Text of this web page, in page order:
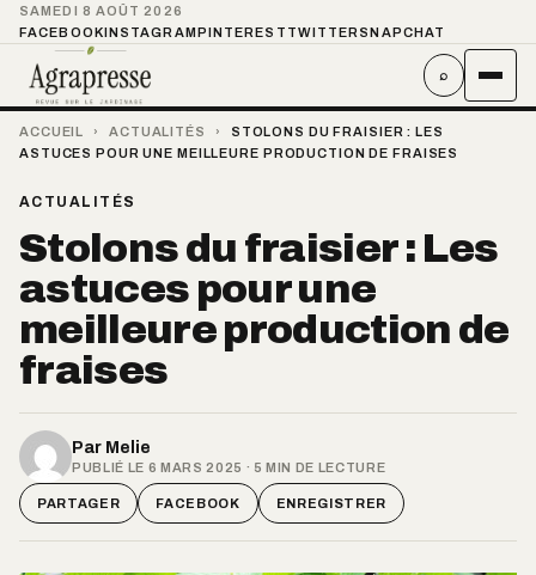
SAMEDI 8 AOÛT 2026
FACEBOOKINSTAGRAMPINTEREST TWITTER SNAPCHAT
⌕
ACCUEIL › ACTUALITÉS ›
STOLONS DU FRAISIER : LES
ASTUCES POUR UNE MEILLEURE PRODUCTION DE FRAISES
ACTUALITÉS
Stolons du fraisier : Les
astuces pour une
meilleure production de
fraises
Par Melie
PUBLIÉ LE 6 MARS 2025 · 5 MIN DE LECTURE
PARTAGER FACEBOOK ENREGISTRER